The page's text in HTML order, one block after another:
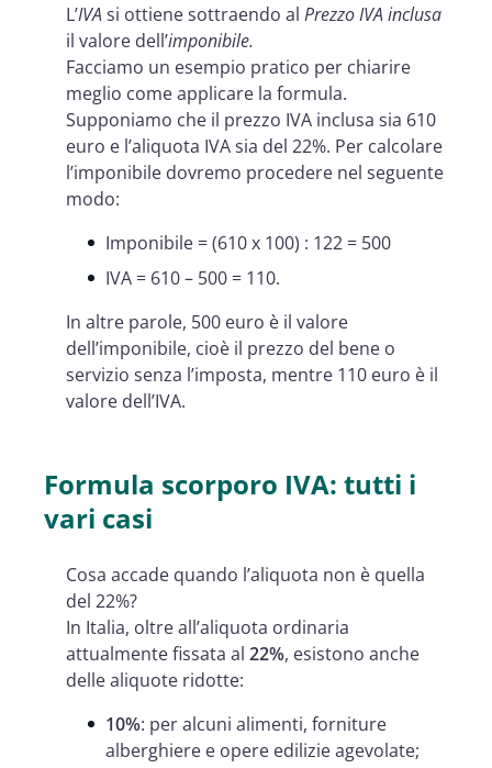
L’IVAsi ottiene sottraendo al Prezzo IVA inclusa
il valore dell’imponibile.
Facciamo un esempio pratico per chiarire
meglio come applicare la formula.
Supponiamo che il prezzo IVA inclusa sia 610
euro e l’aliquota IVA sia del 22%. Per calcolare
l’imponibile dovremo procedere nel seguente
modo:
Imponibile = (610 x 100) : 122 = 500
IVA = 610 – 500 = 110.
In altre parole, 500 euro è il valore
dell’imponibile, cioè il prezzo del bene o
servizio senza l’imposta, mentre 110 euro è il
valore dell’IVA.
Formula scorporo IVA: tutti i
vari casi
Cosa accade quando l’aliquota non è quella
del 22%?
In Italia, oltre all’aliquota ordinaria
attualmente fissata al 22%, esistono anche
delle aliquote ridotte:
10%: per alcuni alimenti, forniture
alberghiere e opere edilizie agevolate;